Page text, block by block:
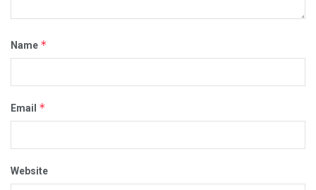
Name *
Email *
Website